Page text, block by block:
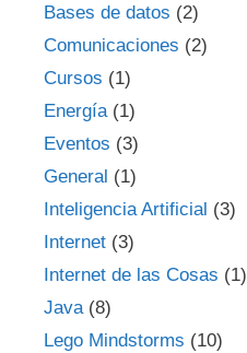
Bases de datos (2)
Comunicaciones (2)
Cursos (1)
Energía (1)
Eventos (3)
General (1)
Inteligencia Artificial (3)
Internet (3)
Internet de las Cosas (1)
Java (8)
Lego Mindstorms (10)